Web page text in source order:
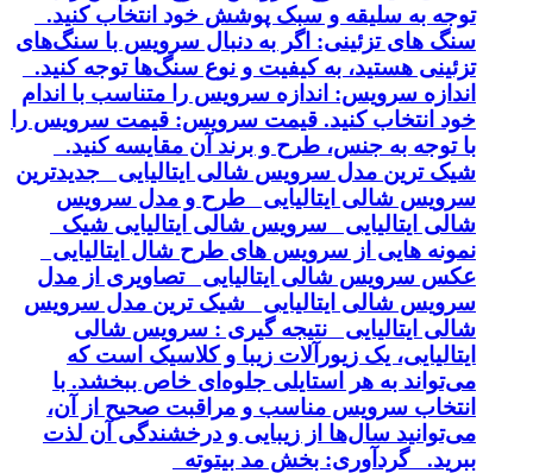
توجه به سلیقه و سبک پوشش خود انتخاب کنید.
سنگ های تزئینی: اگر به دنبال سرویس با سنگ‌های
تزئینی هستید، به کیفیت و نوع سنگ‌ها توجه کنید.
اندازه سرویس: اندازه سرویس را متناسب با اندام
خود انتخاب کنید. قیمت سرویس: قیمت سرویس را
با توجه به جنس، طرح و برند آن مقایسه کنید.
شیک ترین مدل سرویس شالی ایتالیایی جدیدترین
سرویس شالی ایتالیایی طرح و مدل سرویس
شالی ایتالیایی سرویس شالی ایتالیایی شیک
نمونه هایی از سرویس های طرح شال ایتالیایی
عکس سرویس شالی ایتالیایی تصاویری از مدل
سرویس شالی ایتالیایی شیک ترین مدل سرویس
شالی ایتالیایی نتیجه گیری : سرویس شالی
ایتالیایی، یک زیورآلات زیبا و کلاسیک است که
می‌تواند به هر استایلی جلوه‌ای خاص ببخشد. با
انتخاب سرویس مناسب و مراقبت صحیح از آن،
می‌توانید سال‌ها از زیبایی و درخشندگی آن لذت
ببرید. گردآوری: بخش مد بیتوته